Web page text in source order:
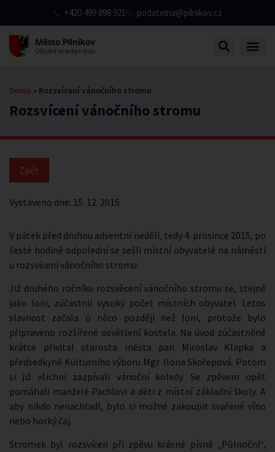
+420 499 898 921 podatelna@pilnikov.cz
Rozsvícení vánočního stromu
Domů » Rozsvícení vánočního stromu
Vystaveno dne: 15. 12. 2015
V pátek před druhou adventní nedělí, tedy 4. prosince 2015, po
šesté hodině odpolední se sešli místní obyvatelé na náměstí
u rozsvícení vánočního stromu.
Již druhého ročníku rozsvěcení vánočního stromu se, stejně
jako loni, zúčastnil vysoký počet místních obyvatel. Letos
slavnost začala o něco později než loni, protože bylo
připraveno rozšířené osvětlení kostela. Na úvod zúčastněné
krátce přivítal starosta města pan Miroslav Klapka a
předsedkyně Kulturního výboru Mgr. Ilona Skořepová. Potom
si již všichni zazpívali vánoční koledy. Se zpěvem opět
pomáhali manželé Pachlovi a děti z místní základní školy. A
aby nikdo nenachladl, bylo si možné zakoupit svařené víno
nebo horký čaj.
Stromek byl rozsvícen při zpěvu krásné písně „Půlnoční“,